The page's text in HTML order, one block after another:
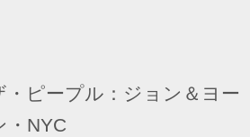
ピープル：ジョン＆ヨー
・NYC